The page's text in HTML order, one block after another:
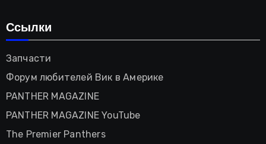
Ссылки
Запчасти
Форум любителей Вик в Америке
PANTHER MAGAZINE
PANTHER MAGAZINE YouTube
The Premier Panthers